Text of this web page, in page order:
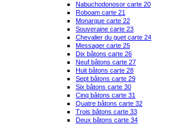
Nabuchodonosor carte 20
Roboam carte 21
Monarque carte 22
Souveraine carte 23
Chevalier du guet carte 24
Messager carte 25
Dix bâtons carte 26
Neuf bâtons carte 27
Huit bâtons carte 28
Sept bâtons carte 29
Six bâtons carte 30
Cinq bâtons carte 31
Quatre bâtons carte 32
Trois bâtons carte 33
Deux bâtons carte 34